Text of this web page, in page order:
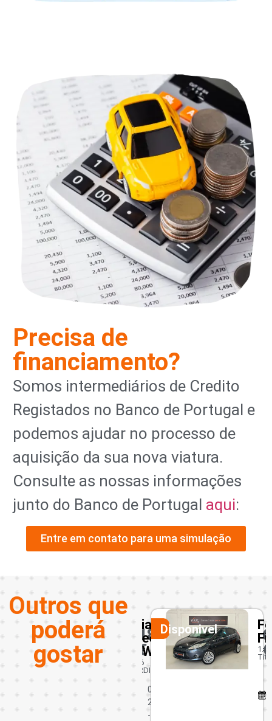
Precisa de
financiamento?
Somos intermediários de Credito
Registados no Banco de Portugal e
podemos ajudar no processo de
aquisição da sua nova viatura.
Consulte as nossas informações
junto do Banco de Portugal aqui:
Entre em contato para uma simulação
Outros que
poderá
gostar
Kia
Ceed
SW
18450
€
Disponivel
Ford
Fiesta
1.25
Titanium
2
0
1
0
6450
€
DisponivelNissan
Pulsar
1.2 DIG-T
Tekna
137064
9950
€